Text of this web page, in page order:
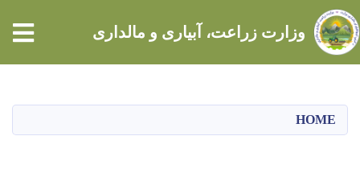
content
وزارت زراعت، آبیاری و مالداری
HOME